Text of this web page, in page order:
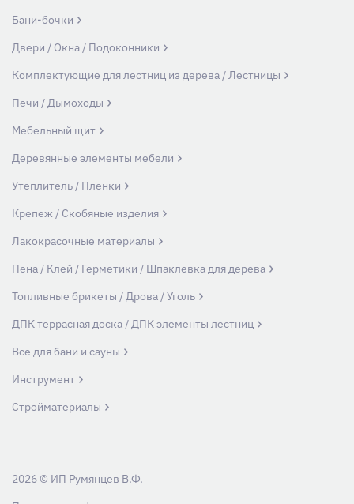
Бани-бочки
Двери / Окна / Подоконники
Комплектующие для лестниц из дерева / Лестницы
Печи / Дымоходы
Мебельный щит
Деревянные элементы мебели
Утеплитель / Пленки
Крепеж / Скобяные изделия
Лакокрасочные материалы
Пена / Клей / Герметики / Шпаклевка для дерева
Топливные брикеты / Дрова / Уголь
ДПК террасная доска / ДПК элементы лестниц
Все для бани и сауны
Инструмент
Стройматериалы
2026 © ИП Румянцев В.Ф.